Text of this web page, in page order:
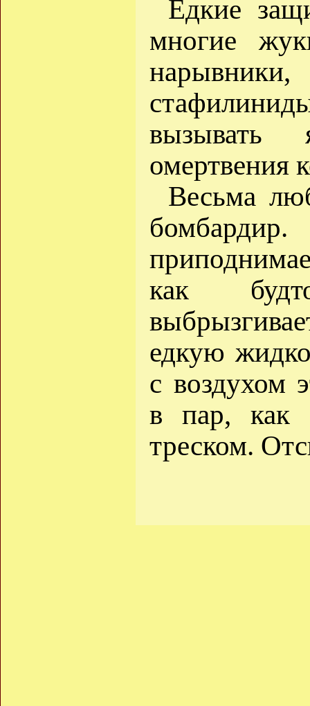
Едкие
многие
вызывать
омертвения
Весьма
как
едкую
с воздухом
в пар, как
треском.